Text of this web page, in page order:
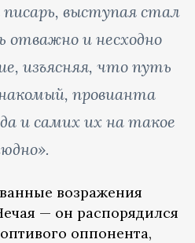
писарь, выступая стал
отважно и несходно
изъясняя, что путь
провианта
и самих их на такое
возражения
— он распорядился
оппонента,